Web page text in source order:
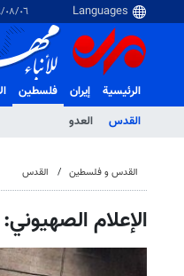
٠٦‏/٠٨‏/٢٠٢٦
الرئيسية إيران
فلسطین
القدس
العدو
القدس و فلسطین القدس
الإعلام